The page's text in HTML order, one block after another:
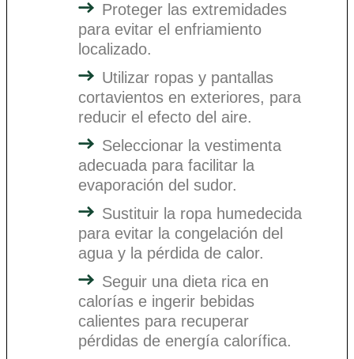
Proteger las extremidades
para evitar el enfriamiento
localizado.
Utilizar ropas y pantallas
cortavientos en exteriores, para
reducir el efecto del aire.
Seleccionar la vestimenta
adecuada para facilitar la
evaporación del sudor.
Sustituir la ropa humedecida
para evitar la congelación del
agua y la pérdida de calor.
Seguir una dieta rica en
calorías e ingerir bebidas
calientes para recuperar
pérdidas de energía calorífica.